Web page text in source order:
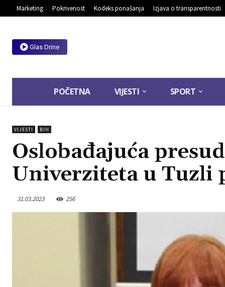
Marketing Pokrivenost Kodeks ponašanja Izjava o transparentnosti
Glas Drine
POČETNA VIJESTI SPORT
VIJESTI BIH
Oslobađajuća
Univerziteta u Tuzli
31.03.2023 256